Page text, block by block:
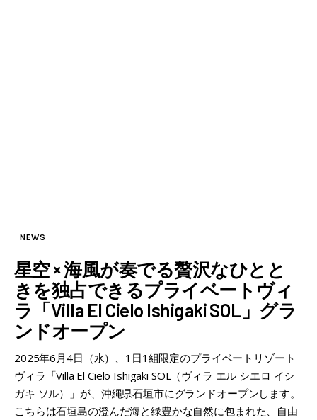
NEWS
星空 × 海風が奏でる贅沢なひとと
きを独占できるプライベートヴィ
ラ「Villa El Cielo Ishigaki SOL」グラ
ンドオープン
2025年6月4日（水）、1日1組限定のプライベートリゾート
ヴィラ「Villa El Cielo Ishigaki SOL（ヴィラ エル シエロ イシ
ガキ ソル）」が、沖縄県石垣市にグランドオープンします。
こちらは石垣島の澄んだ海と緑豊かな自然に包まれた、自由